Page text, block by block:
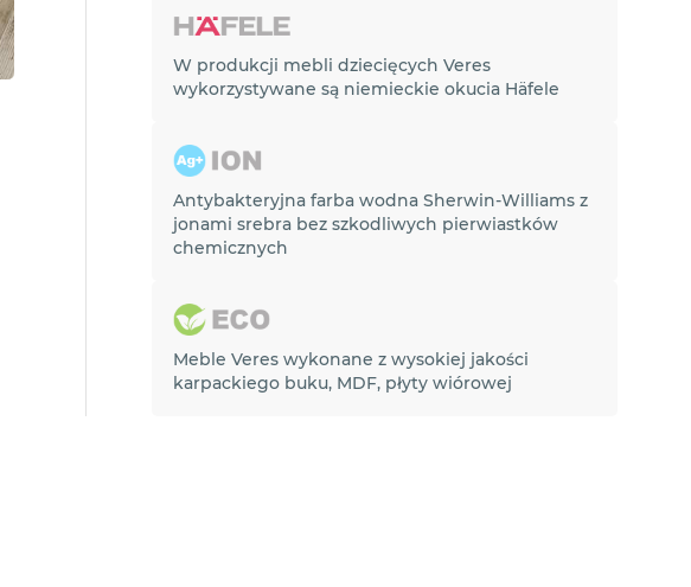
W produkcji mebli dziecięcych Veres
wykorzystywane są niemieckie okucia Häfele
Antybakteryjna farba wodna Sherwin-Williams z
jonami srebra bez szkodliwych pierwiastków
chemicznych
Meble Veres wykonane z wysokiej jakości
karpackiego buku, MDF, płyty wiórowej